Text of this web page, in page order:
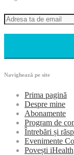
Navighează pe site
Prima pagină
Despre mine
Abonamente
Program de
Întrebări și
Evenimente
Povești iHealth